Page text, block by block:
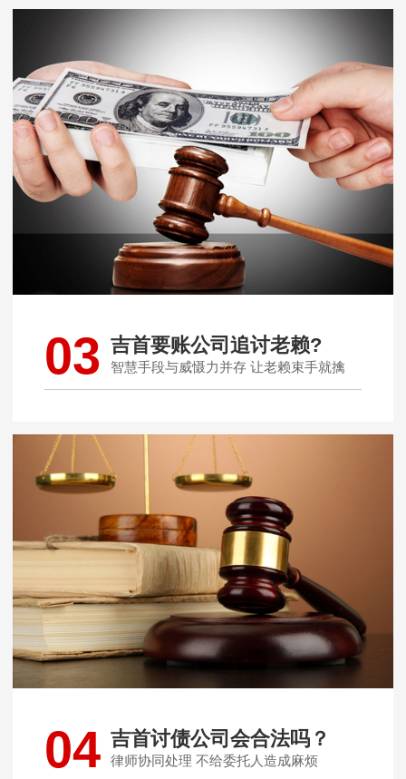
03 吉首要账公司追讨老赖?
智慧手段与威慑力并存 让老赖束手就擒
04 吉首讨债公司会合法吗？
律师协同处理 不给委托人造成麻烦